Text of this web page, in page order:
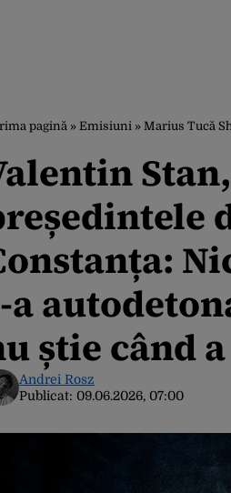
pagină » Emisiuni » Marius Tucă
a
știe când
Andrei Rosz
Publicat: 09.06.2026, 07:00